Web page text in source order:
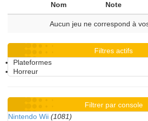
Nom Note
Aucun jeu ne correspond à
Filtres actifs
Plateformes
Horreur
Filtrer par console
Nintendo Wii (1081)